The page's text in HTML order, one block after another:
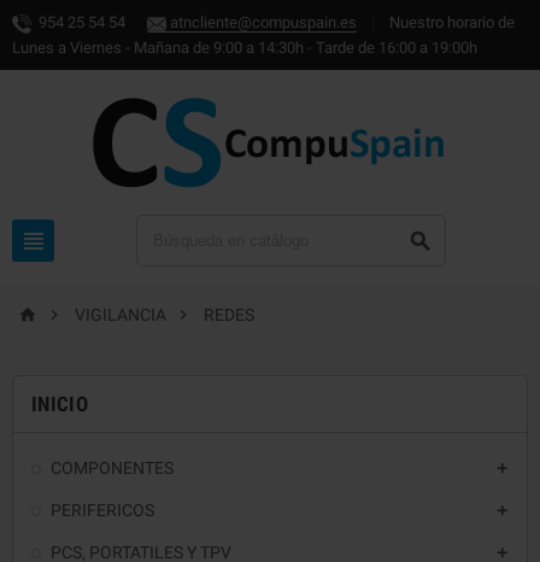
954 25 54 54 atncliente@compuspain.es
Nuestro horario de
Lunes a Viernes - Mañana de 9:00 a 14:30h - Tarde de 16:00 a 19:00h
 
  VIGILANCIA  REDES
INICIO
COMPONENTES 
PERIFERICOS 
PCS, PORTATILES Y TPV 